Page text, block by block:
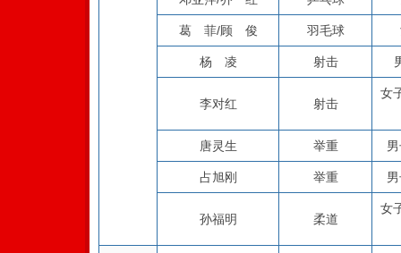
葛 菲/顾 俊 羽毛球
杨 凌 射击
李对红 射击
女
唐灵生 举重
占旭刚 举重
孙福明 柔道
女